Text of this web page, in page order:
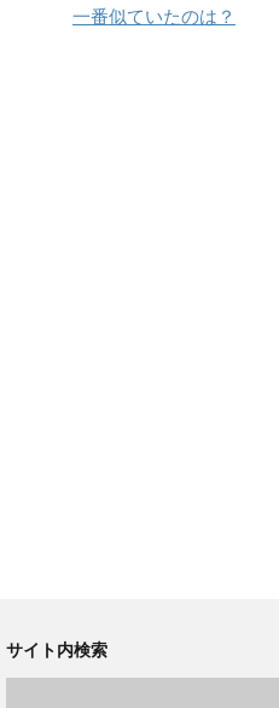
一番似ていたのは？
サイト内検索